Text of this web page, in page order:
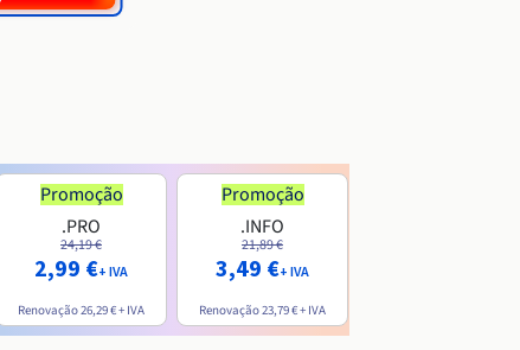
Promoção
.PRO
24,19 €
2,99 €+ IVA
Renovação26,29 €+ IVA
Promoção
.INFO
21,89 €
3,49 €+ IVA
Renovação23,79 €+ IVA